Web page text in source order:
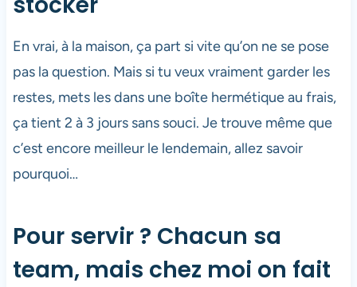
En vrai, à la maison, ça part si vite qu’on ne se pose
pas la question. Mais si tu veux vraiment garder les
restes, mets les dans une boîte hermétique au frais,
ça tient 2 à 3 jours sans souci. Je trouve même que
c’est encore meilleur le lendemain, allez savoir
pourquoi…
Pour servir ? Chacun sa
team, mais chez moi on fait